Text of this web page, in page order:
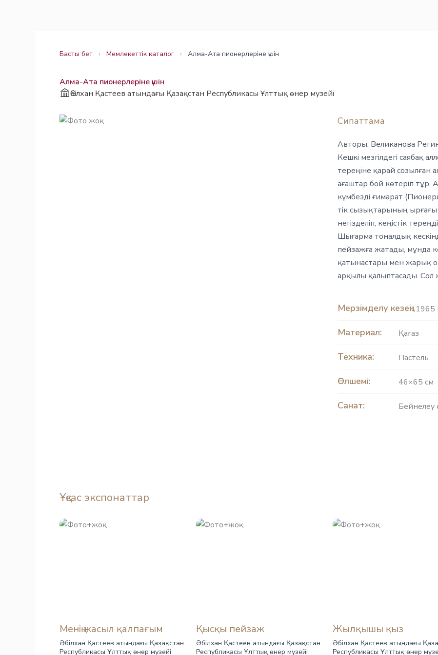
Басты бет › Мемлекеттік каталог › Алма-Ата пионерлеріне үшін
Алма-Ата пионерлеріне үшін
Әбілхан Қастеев атындағы Қазақстан Республикасы Ұлттық өнер музейі
Сипаттама
Авторы: Великанова
Кешкі мезгілдегі саябақ
тереңіне қарай созылған
ағаштар бой көтеріп тұр.
күмбезді ғимарат
тік сызықтарының
негізделіп, кеңістік
Шығарма тоналдық
пейзажға жатады, мұнда
қатынастары мен жарық
арқылы қалыптасады. Сол
Мерзімделу кезеңі: 1965
Материал: Қағаз
Техника: Пастель
Өлшемі: 46×65 см
Санат: Бейнелеу
Ұқсас экспонаттар
Менің жасыл қалпағым
Әбілхан Қастеев атындағы Қазақстан
Республикасы Ұлттық өнер музейі
Қысқы пейзаж
Әбілхан Қастеев атындағы Қазақстан
Республикасы Ұлттық өнер музейі
Жылқышы қыз
Әбілхан Қастеев атындағы
Республикасы Ұлттық өнер